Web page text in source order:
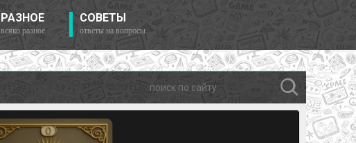
РАЗНОЕ
всяко разное
СОВЕТЫ
ответы на вопросы